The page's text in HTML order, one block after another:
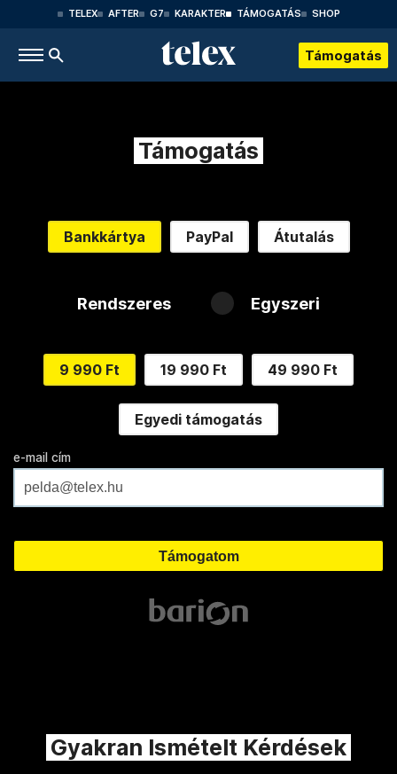
TELEX AFTER G7 KARAKTER TÁMOGATÁS SHOP
Támogatás
Támogatás
Bankkártya PayPal Átutalás
Rendszeres Egyszeri
9 990 Ft 19 990 Ft 49 990 Ft
Egyedi támogatás
e-mail cím
Gyakran Ismételt Kérdések